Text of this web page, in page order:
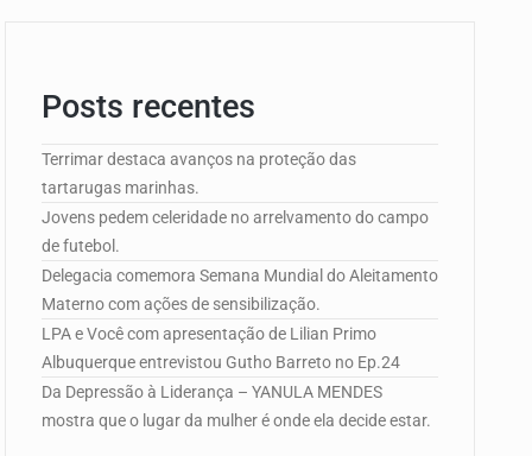
de…
Posts recentes
Terrimar destaca avanços na proteção das
tartarugas marinhas.
Jovens pedem celeridade no arrelvamento do campo
de futebol.
Delegacia comemora Semana Mundial do Aleitamento
Materno com ações de sensibilização.
LPA e Você com apresentação de Lilian Primo
Albuquerque entrevistou Gutho Barreto no Ep.24
Da Depressão à Liderança – YANULA MENDES
mostra que o lugar da mulher é onde ela decide estar.